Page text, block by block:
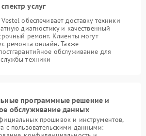
услуг
обеспечивает доставку техники
диагностику и качественный
ремонт. Клиенты могут
ремонта онлайн. Также
обслуживание для
техники
программные решение и
обслуживание данных
прошивок и инструментов,
с пользовательскими данными: